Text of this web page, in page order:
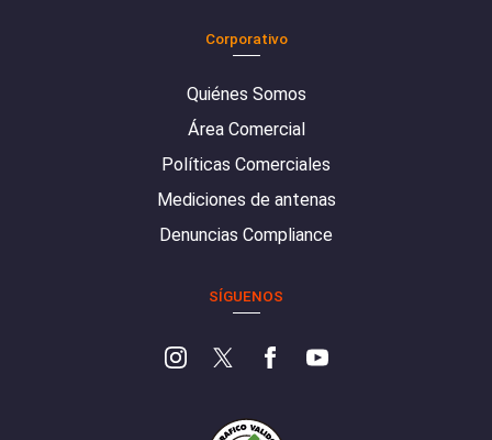
Corporativo
Quiénes Somos
Área Comercial
Políticas Comerciales
Mediciones de antenas
Denuncias Compliance
SÍGUENOS